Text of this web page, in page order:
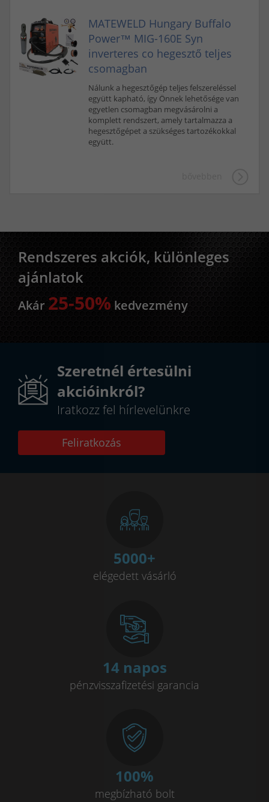
MATEWELD Hungary Buffalo
Power™ MIG-160E Syn
inverteres co hegesztő teljes
csomagban
Nálunk a hegesztőgép teljes felszereléssel
együtt kapható, így Önnek lehetősége van
egyetlen csomagban megvásárolni a
komplett rendszert, amely tartalmazza a
hegesztőgépet a szükséges tartozékokkal
együtt.
Rendszeres akciók, különleges
ajánlatok
Akár 25-50% kedvezmény
Szeretnél értesülni
akcióinkról?
Iratkozz fel hírlevelünkre
Feliratkozás
5000+
elégedett vásárló
14 napos
pénzvisszafizetési garancia
100%
megbízható bolt